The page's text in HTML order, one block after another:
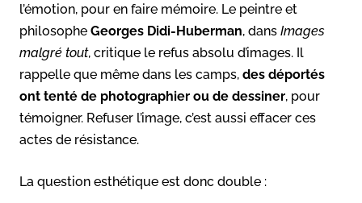
l’émotion, pour en faire mémoire. Le peintre et
philosophe Georges Didi-Huberman, dans Images
malgré tout, critique le refus absolu d’images. Il
rappelle que même dans les camps, des déportés
ont tenté de photographier ou de dessiner, pour
témoigner. Refuser l’image, c’est aussi effacer ces
actes de résistance.
La question esthétique est donc double :